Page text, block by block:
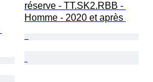
réserve - TT.SK2.RBB -
Homme - 2020 et après